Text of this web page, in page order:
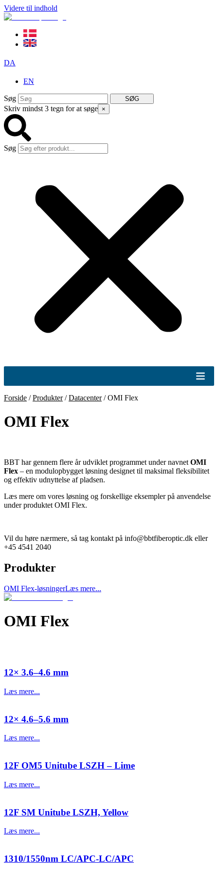
Videre til indhold
DA
EN
Søg SØG
Skriv mindst 3 tegn for at søge ×
Søg
Forside /Produkter/Datacenter/OMI Flex
OMI Flex
BBT har gennem flere år udviklet programmet under navnet OMI
Flex – en modulopbygget løsning designet til maksimal fleksibilitet
og effektiv udnyttelse af pladsen.
Læs mere om vores løsning og forskellige eksempler på anvendelse
under produktet OMI Flex.
Vil du høre nærmere, så tag kontakt på info@bbtfiberoptic.dk eller
+45 4541 2040
Produkter
OMI Flex-løsningerLæs mere...
OMI Flex
12× 3.6–4.6 mm
Læs mere...
12× 4.6–5.6 mm
Læs mere...
12F OM5 Unitube LSZH – Lime
Læs mere...
12F SM Unitube LSZH, Yellow
Læs mere...
1310/1550nm LC/APC-LC/APC